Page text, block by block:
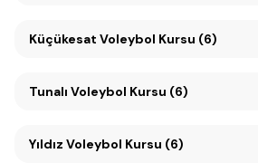
Küçükesat Voleybol Kursu (6)
Tunalı Voleybol Kursu (6)
Yıldız Voleybol Kursu (6)